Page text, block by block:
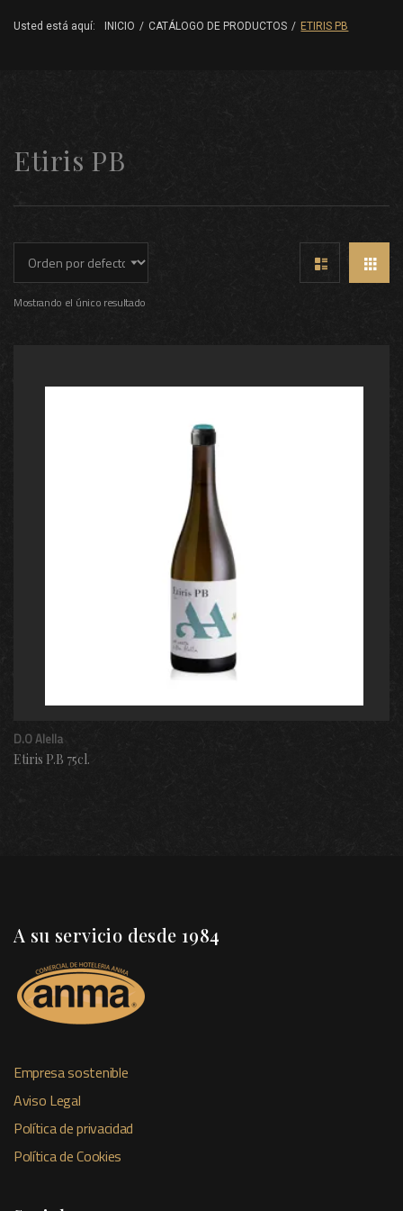
Usted está aquí: INICIO / CATÁLOGO DE PRODUCTOS / ETIRIS PB
Etiris PB
Mostrando el único resultado
D.O Alella
Etiris P.B 75cl.
A su servicio desde 1984
Empresa sostenible
Aviso Legal
Política de privacidad
Política de Cookies